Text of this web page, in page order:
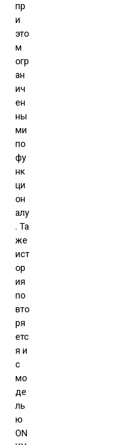
пр
и
это
м
огр
ан
ич
ен
ны
ми
по
фу
нк
ци
он
алу
. Та
же
ист
ор
ия
по
вто
ря
етс
я и
с
мо
де
ль
ю
ON